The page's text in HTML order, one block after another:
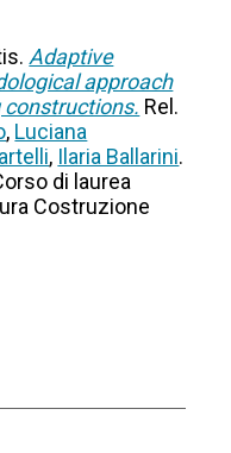
Adaptive
approach
Rel.
, Luciana
, Ilaria Ballarini.
di laurea
Costruzione